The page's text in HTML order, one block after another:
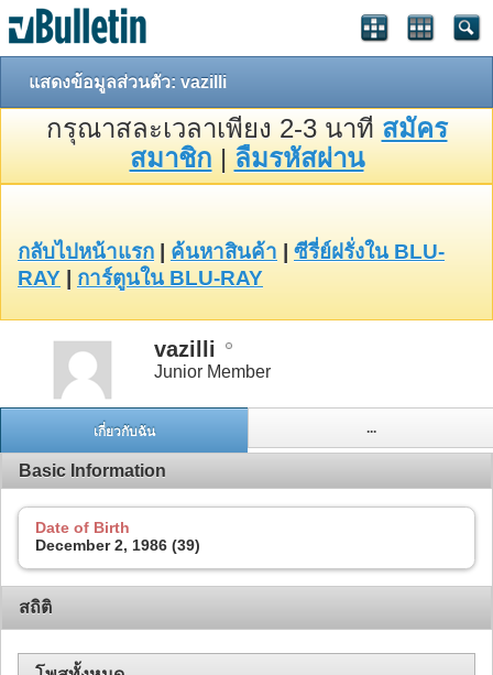
แสดงข้อมูลส่วนตัว: vazilli
กรุณาสละเวลาเพียง 2-3 นาที สมัคร
สมาชิก | ลืมรหัสผ่าน
กลับไปหน้าแรก ค้นหาสินค้า
ซีรี่ย์ฝรั่งใน BLU-
RAY
การ์ตูนใน BLU-RAY
vazilli
Junior Member
เกี่ยวกับฉัน ...
Basic Information
Date of Birth
December 2, 1986 (39)
สถิติ